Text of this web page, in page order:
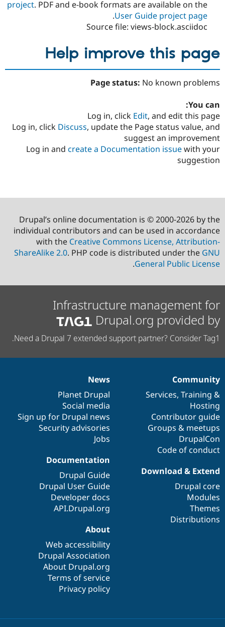
project. PDF and e-book formats are available on the
User Guide project page
.
Source file: views-block.asciidoc
Help improve this page
Page status: No known problems
You can:
Log in, click Edit, and edit this page
Log in, click Discuss, update the Page status value, and
suggest an improvement
Log in and create a Documentation issuewith your
suggestion
Drupal’s online documentation is © 2000-2026 by the
individual contributors and can be used in accordance
with the Creative Commons License, Attribution-
ShareAlike 2.0. PHP code is distributed under the GNU
General Public License
.
Infrastructure management for
Drupal.org provided by
Need a Drupal 7 extended support partner? Consider Tag1.
News
items
News
Planet Drupal
Social media
Sign up for Drupal news
Security advisories
Jobs
Our
community
Community
Services, Training &
Hosting
Contributor guide
Groups & meetups
DrupalCon
Code of conduct
Documentation
Documentation
Drupal Guide
Drupal User Guide
Developer docs
API.Drupal.org
Drupal
code
base
Download & Extend
Drupal core
Modules
Themes
Distributions
Governance
of
community
About
Web accessibility
Drupal Association
About Drupal.org
Terms of service
Privacy policy